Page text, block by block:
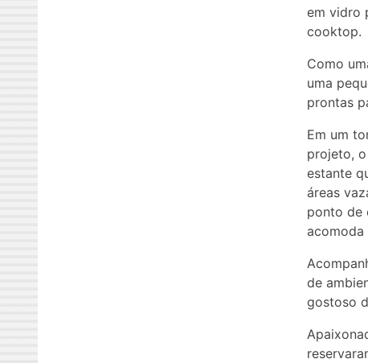
em vidro
cooktop.
Como
uma
prontas
Em um
projeto,
estante
áreas
ponto de
acomoda
de
gostoso